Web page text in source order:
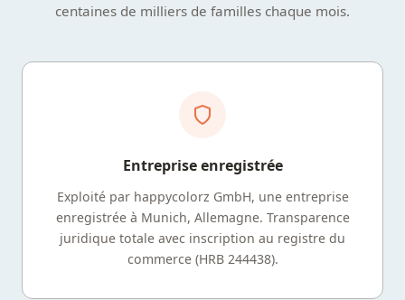
centaines de milliers de familles chaque mois.
Entreprise enregistrée
Exploité par happycolorz GmbH, une entreprise
enregistrée à Munich, Allemagne. Transparence
juridique totale avec inscription au registre du
commerce (HRB 244438).